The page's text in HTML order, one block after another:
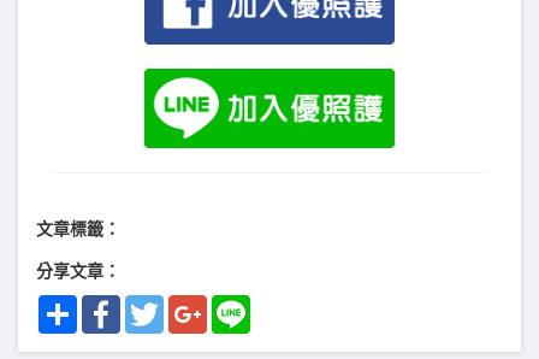
文章標籤：
分享文章：
Share FacebookTwitterGoogle+